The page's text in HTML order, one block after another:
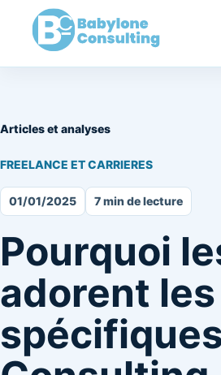
Articles et analyses
FREELANCE ET CARRIERES
01/01/2025 7 min de lecture
Pourquoi
adorent